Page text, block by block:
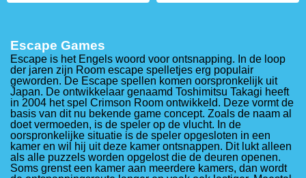
Escape Games
Escape is het Engels woord voor ontsnapping. In de loop
der jaren zijn Room escape spelletjes erg populair
geworden. De Escape spellen komen oorspronkelijk uit
Japan. De ontwikkelaar genaamd Toshimitsu Takagi heeft
in 2004 het spel Crimson Room ontwikkeld. Deze vormt de
basis van dit nu bekende game concept. Zoals de naam al
doet vermoeden, is de speler op de vlucht. In de
oorspronkelijke situatie is de speler opgesloten in een
kamer en wil hij uit deze kamer ontsnappen. Dit lukt alleen
als alle puzzels worden opgelost die de deuren openen.
Soms grenst een kamer aan meerdere kamers, dan wordt